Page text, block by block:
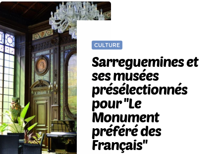
CULTURE
Sarreguemines et
ses musées
présélectionnés
pour ''Le
Monument
préféré des
Français''